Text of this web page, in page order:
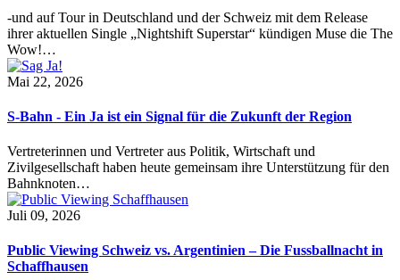
-und auf Tour in Deutschland und der Schweiz mit dem Release
ihrer aktuellen Single „Nightshift Superstar“ kündigen Muse die The
Wow!…
Mai 22, 2026
S-Bahn - Ein Ja ist ein Signal für die Zukunft der Region
Vertreterinnen und Vertreter aus Politik, Wirtschaft und
Zivilgesellschaft haben heute gemeinsam ihre Unterstützung für den
Bahnknoten…
Juli 09, 2026
Public Viewing Schweiz vs. Argentinien – Die Fussballnacht in
Schaffhausen